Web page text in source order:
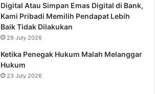
Digital Atau Simpan Emas Digital di Bank,
Kami Pribadi Memilih Pendapat Lebih
Baik Tidak Dilakukan
29 July 2026
Ketika Penegak Hukum Malah Melanggar
Hukum
23 July 2026